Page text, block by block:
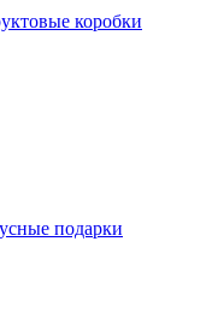
коробки
подарки